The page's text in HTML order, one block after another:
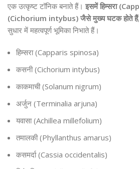
एक उत्कृष्ट टॉनिक बनाते हैं। इसमें हिम्सरा
(Cichorium intybus) जैसे मुख्य घटक होते हैं
सुधार में महत्वपूर्ण भूमिका निभाते हैं।
हिम्सरा (Capparis spinosa)
कसनी (Cichorium intybus)
काकमाची (Solanum nigrum)
अर्जुन (Terminalia arjuna)
यवासा (Achillea millefolium)
तमालकी (Phyllanthus amarus)
कसमर्दा (Cassia occidentalis)